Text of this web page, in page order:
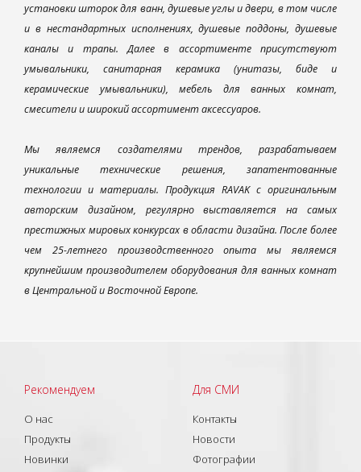
установки шторок для ванн, душевые углы и двери, в том числе
и в нестандартных исполнениях, душевые поддоны, душевые
каналы и трапы. Далее в ассортименте присутствуют
умывальники, санитарная керамика (унитазы, биде и
керамические умывальники), мебель для ванных комнат,
смесители и широкий ассортимент аксессуаров.
Мы являемся создателями трендов, разрабатываем
уникальные технические решения, запатентованные
технологии и материалы. Продукция RAVAK с оригинальным
авторским дизайном, регулярно выставляется на самых
престижных мировых конкурсах в области дизайна. После более
чем 25-летнего производственного опыта мы являемся
крупнейшим производителем оборудования для ванных комнат
в Центральной и Восточной Европе.
Рекомендуем
О нас
Продукты
Новинки
Для СМИ
Контакты
Новости
Фотографии